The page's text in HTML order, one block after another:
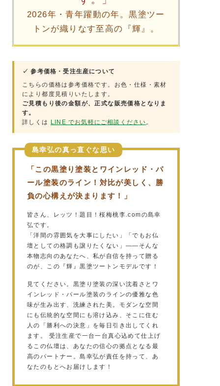
2026年・青年躍動の年。黒塗ツー
トンが織りなす至高の『輝』。
✓ 参考価格・受注生産について
こちらの価格は参考価格です。お色・仕様・素材
により都度見積りいたします。
ご見積もり後の金額が、正式な販売価格となりま
す。
詳しくは
LINE でお気軽にご相談ください。
島幸弘の真っ直ぐな思い
「この黒塗り塗装とワインレッド・パ
ール塗装のライン！対比が美しく、勝
負の心構えが決まります！」
皆さん、レッツ！題目！桜梅桃李.comの島幸
弘です。
「洋間の雰囲気を大事にしたい」「でもお仏
壇としての格調も譲りたくない」——そんな
本物志向のあなたへ、私が自信を持って贈る
のが、この『輝』黒塗ツートンモデルです！
見てください。黒塗り塗装の深い沈着さとワ
インレッド・パール塗装のラインの優雅な色
味が生み出す、洗練された美。モダンな空間
にも伝統的な空間にも溶け込み、そこに住む
人の「勝利への決意」を毎日引き出してくれ
ます。 受注生産で一台一台真心込めて仕上げ
るこの仏壇は、あなたの信心の拠点となる最
高のパートナー。島幸弘が責任を持って、あ
なたのもとへお届けします！